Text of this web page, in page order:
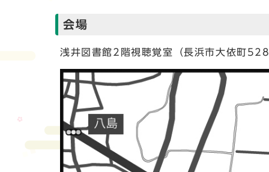
会場
浅井図書館2階視聴覚室（長浜市大依町